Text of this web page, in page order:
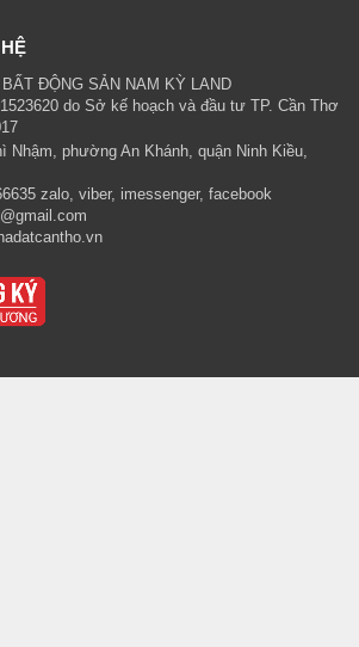
ĐỘNG SẢN NAM KỲ LAND
do Sở kế hoạch và đầu tư TP. Cần Thơ
Nhậm, phường An Khánh, quận Ninh Kiều,
zalo, viber, imessenger, facebook